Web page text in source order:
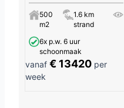
500
m2
1.6 km
strand
6x p.w. 6 uur
schoonmaak
vanaf€ 13420 per
week